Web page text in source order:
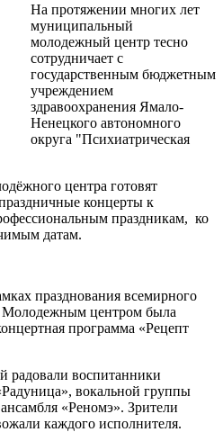
На протяжении многих лет
муниципальный
молодежный центр тесно
сотрудничает с
государственным бюджетным
учреждением
здравоохранения Ямало-
Ненецкого автономного
округа "Психиатрическая
центра готовят
концерты к
праздникам, ко
датам.
празднования всемирного
Молодежным центром была
программа «Рецепт
радовали воспитанники
вокальной группы
«Реномэ». Зрители
каждого исполнителя.